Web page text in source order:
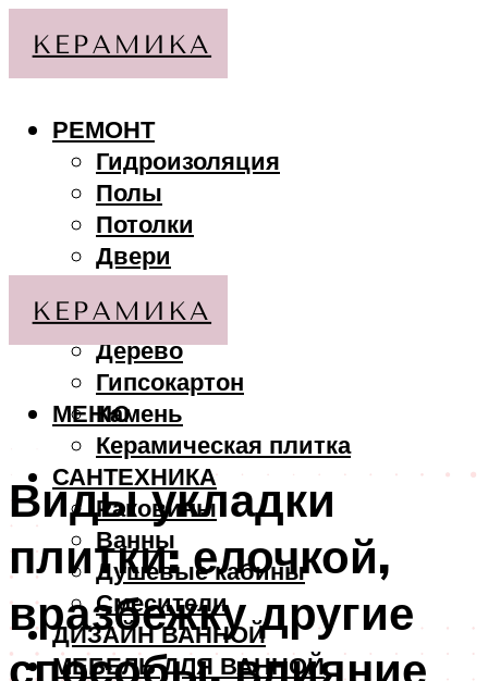
РЕМОНТ
Гидроизоляция
Полы
Потолки
Двери
МАТЕРИАЛЫ
Дерево
Гипсокартон
Камень
Керамическая плитка
САНТЕХНИКА
Раковины
Ванны
Душевые кабины
Смесители
ДИЗАЙН ВАННОЙ
МЕБЕЛЬ ДЛЯ ВАННОЙ
МЕНЮ
Виды укладки
плитки: елочкой,
вразбежку другие
способы, влияние